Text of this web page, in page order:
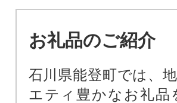
お礼品のご紹介
石川県能登町では、
エティ豊かなお礼